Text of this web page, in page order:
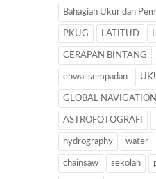
Bahagian Ukur dan
PKUG LATITUD
CERAPAN BINTANG
ehwal sempadan
GLOBAL
ASTROFOTOGRAFI
hydrography water
chainsaw sekolah